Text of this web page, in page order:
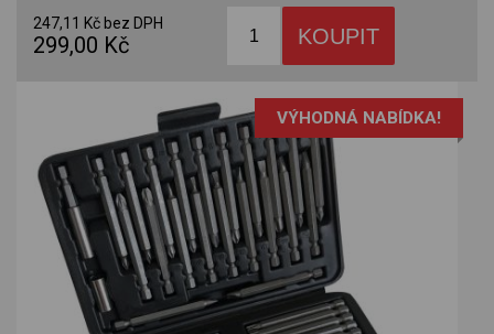
247,11 Kč bez DPH
299,00 Kč
VÝHODNÁ NABÍDKA!